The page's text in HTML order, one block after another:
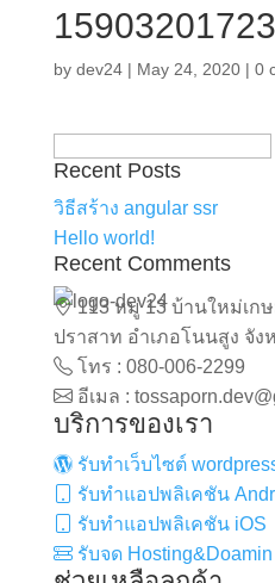
by dev24| May 24, 2020| 0
for:
Recent Posts
วิธีสร้าง angular ssr
Hello world!
Recent Comments
113 หมู่ 13 บ้านใหม่เก
ปราสาท อำเภอโนนสูง จั
โทร : 080-006-2299
อีเมล :
บริการของเรา
รับทำเว็บไซต์
รับทำแอปพลิเคชัน
รับทำแอปพลิเคชัน iOS
รับจด Hosting&Doamin